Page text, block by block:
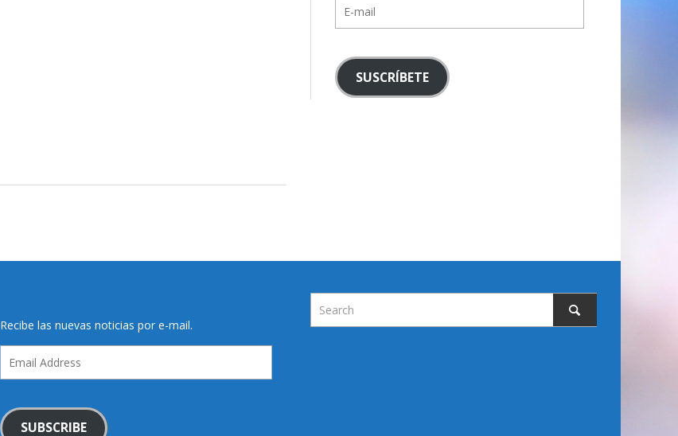
mail
SUSCRÍBETE
Recibe las nuevas noticias por e-mail.
Address
SUBSCRIBE